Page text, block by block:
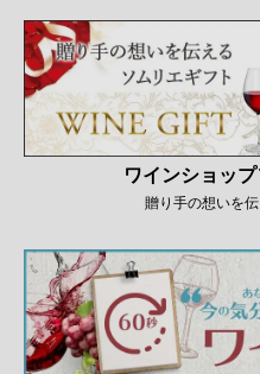
ワインショッ
贈り手の想いを